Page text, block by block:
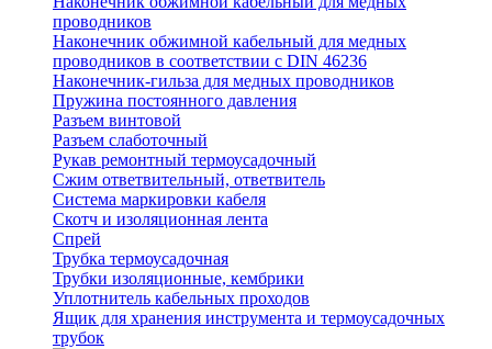
проводников
Наконечник обжимной кабельный для медных
проводников в соответствии с DIN 46236
Наконечник-гильза для медных проводников
Пружина постоянного давления
Разъем винтовой
Разъем слаботочный
Рукав ремонтный термоусадочный
Сжим ответвительный, ответвитель
Система маркировки кабеля
Скотч и изоляционная лента
Спрей
Трубка термоусадочная
Трубки изоляционные, кембрики
Уплотнитель кабельных проходов
Ящик для хранения инструмента и термоусадочных
трубок